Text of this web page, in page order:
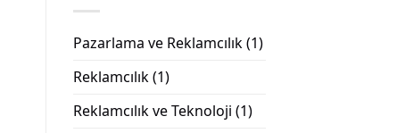
Pazarlama ve Reklamcılık(1)
Reklamcılık(1)
Reklamcılık ve Teknoloji (1)